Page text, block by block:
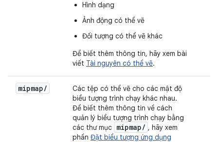
Hình dạng
Ảnh động có thể vẽ
Đối tượng có thể vẽ khác
Để biết thêm thông tin, hãy xem bài
viết Tài nguyên có thể vẽ.
mipmap/
Các tệp có thể vẽ cho các mật độ
biểu tượng trình chạy khác nhau.
Để biết thêm thông tin về cách
quản lý biểu tượng trình chạy bằng
các thư mục mipmap/ , hãy xem
phần Đặt biểu tượng ứng dụng